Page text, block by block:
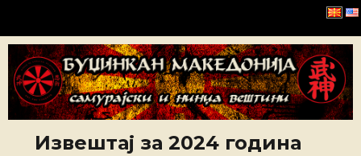
Буџинкан Македонија
Извештај за 2024 година